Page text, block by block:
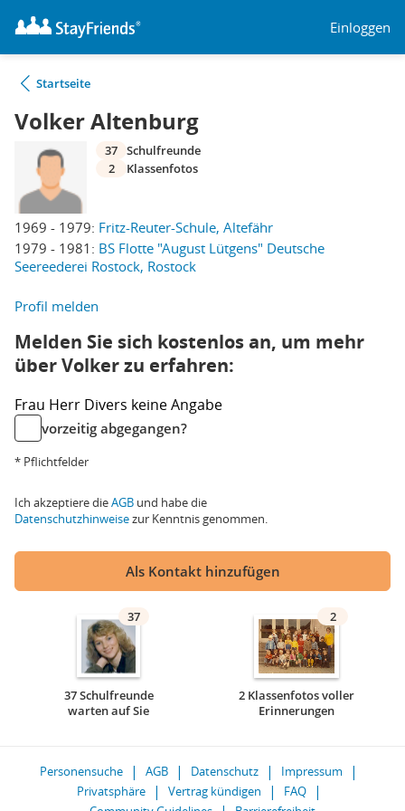
Einloggen
Startseite
Volker Altenburg
1969 - 1979: Fritz-Reuter-Schule, Altefähr
1979 - 1981: BS Flotte "August Lütgens" Deutsche
Seereederei Rostock, Rostock
37 Schulfreunde
2
Klassenfotos
Profil melden
Melden Sie sich kostenlos an, um mehr
über Volker zu erfahren:
Frau Herr Divers keine Angabe
vorzeitig abgegangen?
* Pflichtfelder
Ich akzeptiere dieAGB und habe die
Datenschutzhinweisezur Kenntnis genommen.
Als Kontakt hinzufügen
37
37 Schulfreunde
warten auf Sie
2
2 Klassenfotos voller
Erinnerungen
Personensuche AGB Datenschutz
Impressum
Privatsphäre
Vertrag kündigen
FAQ